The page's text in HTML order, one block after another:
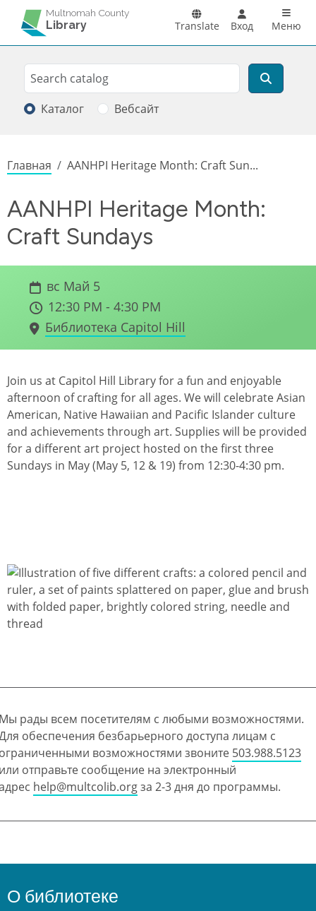
Перейти к основному содержанию
Multnomah County
Library Translate Вход Main
Меню
Search
Поиск
Каталог Вебсайт
Строка навигации
Главная AANHPI Heritage Month: Craft Sun...
AANHPI Heritage Month:
Craft Sundays
вс Май 5
12:30 PM - 4:30 PM
Библиотека Capitol Hill
Join us at Capitol Hill Library for a fun and enjoyable
afternoon of crafting for all ages. We will celebrate Asian
American, Native Hawaiian and Pacific Islander culture
and achievements through art. Supplies will be provided
for a different art project hosted on the first three
Sundays in May (May 5, 12 & 19) from 12:30-4:30 pm.
рады всем посетителям с любыми возможностями.
обеспечения безбарьерного доступа лицам с
возможностями звоните 503.988.5123
отправьте сообщение на электронный
help@multcolib.orgза 2-3 дня до программы.
О библиотеке